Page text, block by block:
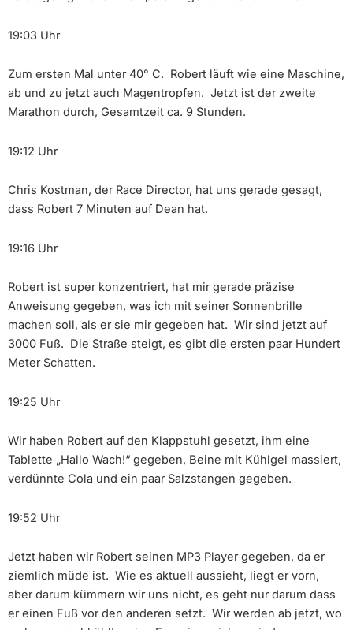
19:03 Uhr
Zum ersten Mal unter 40° C. Robert läuft wie eine Maschine,
ab und zu jetzt auch Magentropfen. Jetzt ist der zweite
Marathon durch, Gesamtzeit ca. 9 Stunden.
19:12 Uhr
Chris Kostman, der Race Director, hat uns gerade gesagt,
dass Robert 7 Minuten auf Dean hat.
19:16 Uhr
Robert ist super konzentriert, hat mir gerade präzise
Anweisung gegeben, was ich mit seiner Sonnenbrille
machen soll, als er sie mir gegeben hat. Wir sind jetzt auf
3000 Fuß. Die Straße steigt, es gibt die ersten paar Hundert
Meter Schatten.
19:25 Uhr
Wir haben Robert auf den Klappstuhl gesetzt, ihm eine
Tablette „Hallo Wach!“ gegeben, Beine mit Kühlgel massiert,
verdünnte Cola und ein paar Salzstangen gegeben.
19:52 Uhr
Jetzt haben wir Robert seinen MP3 Player gegeben, da er
ziemlich müde ist. Wie es aktuell aussieht, liegt er vorn,
aber darum kümmern wir uns nicht, es geht nur darum dass
er einen Fuß vor den anderen setzt. Wir werden ab jetzt, wo